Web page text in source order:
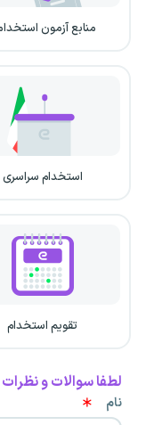
منابع آزمون
استخدام سراسری
تقویم استخدام
لطفا سوالات و نظرات
نام